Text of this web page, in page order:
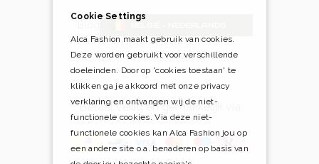
DEALER LOGIN
Betaal veilig én gemakkelijk via
Cookie Settings
Alca Fashion maakt gebruik van cookies.
Deze worden gebruikt voor verschillende
doeleinden. Door op 'cookies toestaan' te
klikken ga je akkoord met onze privacy
verklaring en ontvangen wij de niet-
functionele cookies. Via deze niet-
functionele cookies kan Alca Fashion jou op
een andere site o.a. benaderen op basis van